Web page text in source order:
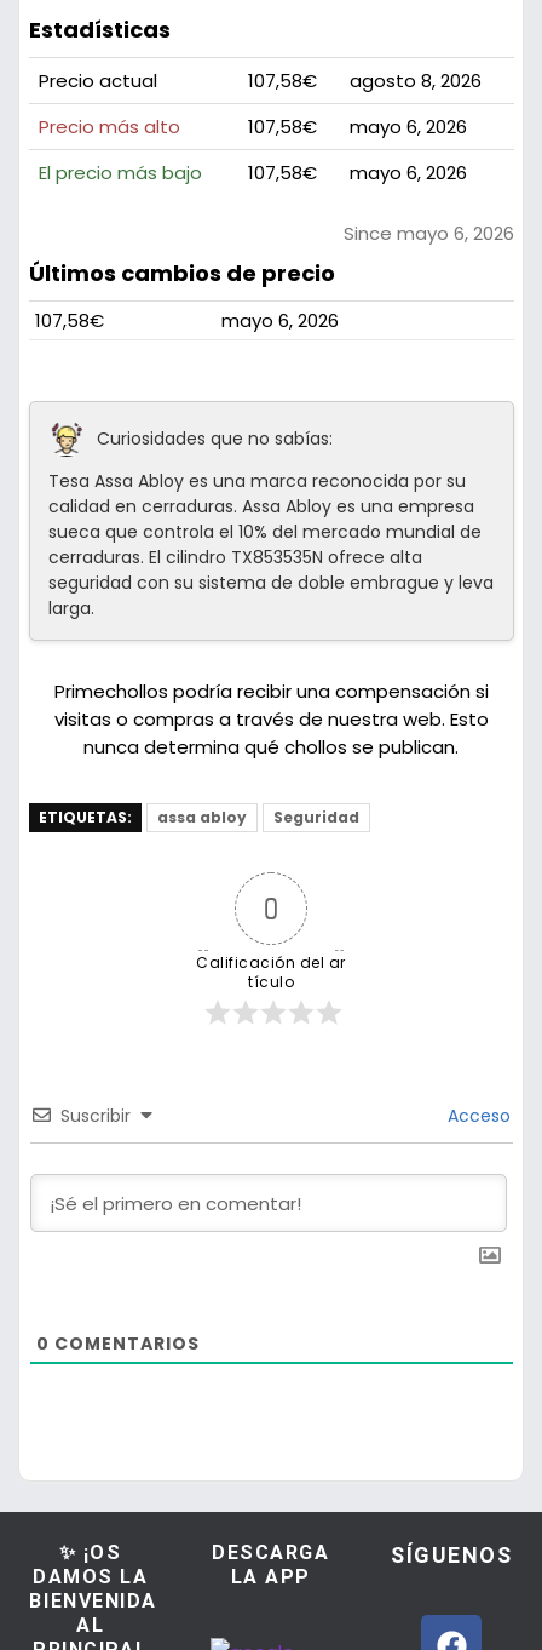
Estadísticas
Precio actual 107,58€
agosto 8, 2026
Precio más alto
107,58€
mayo 6, 2026
El precio más bajo
107,58€ mayo 6, 2026
Since mayo 6, 2026
Últimos cambios de precio
107,58€ mayo 6, 2026
Curiosidades que no sabías:
Tesa Assa Abloy es una marca reconocida por su
calidad en cerraduras. Assa Abloy es una empresa
sueca que controla el 10% del mercado mundial de
cerraduras. El cilindro TX853535N ofrece alta
seguridad con su sistema de doble embrague y leva
larga.
Primechollos podría recibir una compensación si
visitas o compras a través de nuestra web. Esto
nunca determina qué chollos se publican.
ETIQUETAS: assa abloy Seguridad
0
Calificación del ar
tículo
Suscribir Acceso
0 COMENTARIOS
✨ ¡OS
DAMOS LA
BIENVENIDA
AL
DESCARGA
LA APP
SÍGUENOS